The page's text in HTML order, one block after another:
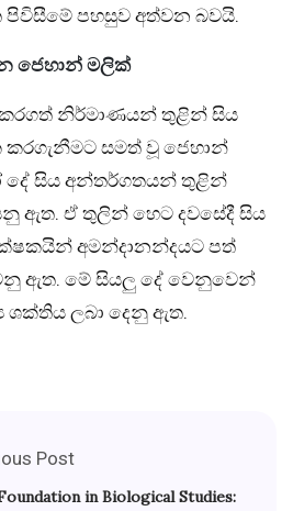
පහසුව අත්වන බවයි.
ජෙහාන් මලික්
කරගත් නිර්මාණයන් තුළින් සිය
කරගැනීමට සමත් වූ ජෙහාන්
දේ සිය අන්තර්ගතයන් තුළින්
ඇත. ඒ තුලින් හෙට දවසේදී සිය
අමන්දානන්දයට පත්
ඇත. මේ සියලු දේ වෙනුවෙන්
ශක්තිය ලබා දෙනු ඇත.
Post
in Biological Studies: